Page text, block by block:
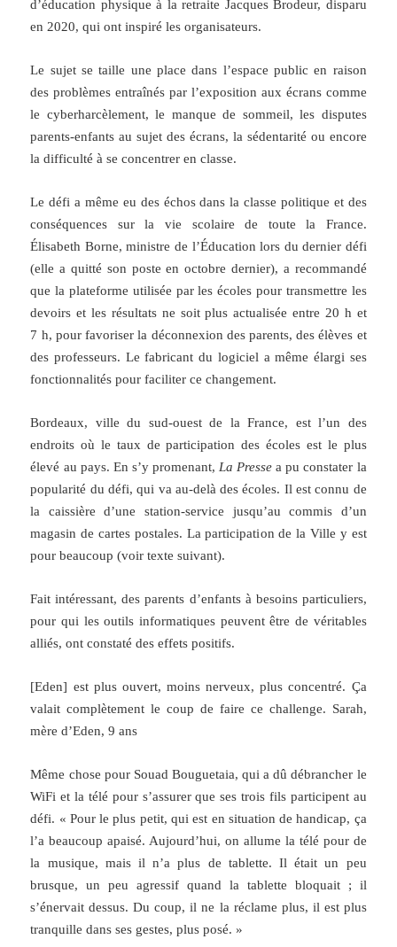
d’éducation physique à la retraite Jacques Brodeur, disparu
en 2020, qui ont inspiré les organisateurs.
Le sujet se taille une place dans l’espace public en raison
des problèmes entraînés par l’exposition aux écrans comme
le cyberharcèlement, le manque de sommeil, les disputes
parents-enfants au sujet des écrans, la sédentarité ou encore
la difficulté à se concentrer en classe.
Le défi a même eu des échos dans la classe politique et des
conséquences sur la vie scolaire de toute la France.
Élisabeth Borne, ministre de l’Éducation lors du dernier défi
(elle a quitté son poste en octobre dernier), a recommandé
que la plateforme utilisée par les écoles pour transmettre les
devoirs et les résultats ne soit plus actualisée entre 20 h et
7 h, pour favoriser la déconnexion des parents, des élèves et
des professeurs. Le fabricant du logiciel a même élargi ses
fonctionnalités pour faciliter ce changement.
Bordeaux, ville du sud-ouest de la France, est l’un des
endroits où le taux de participation des écoles est le plus
élevé au pays. En s’y promenant,La Presse a pu constater la
popularité du défi, qui va au-delà des écoles. Il est connu de
la caissière d’une station-service jusqu’au commis d’un
magasin de cartes postales. La participation de la Ville y est
pour beaucoup (voir texte suivant).
Fait intéressant, des parents d’enfants à besoins particuliers,
pour qui les outils informatiques peuvent être de véritables
alliés, ont constaté des effets positifs.
[Eden] est plus ouvert, moins nerveux, plus concentré. Ça
valait complètement le coup de faire ce challenge. Sarah,
mère d’Eden, 9 ans
Même chose pour Souad Bouguetaia, qui a dû débrancher le
WiFi et la télé pour s’assurer que ses trois fils participent au
défi. « Pour le plus petit, qui est en situation de handicap, ça
l’a beaucoup apaisé. Aujourd’hui, on allume la télé pour de
la musique, mais il n’a plus de tablette. Il était un peu
brusque, un peu agressif quand la tablette bloquait ; il
s’énervait dessus. Du coup, il ne la réclame plus, il est plus
tranquille dans ses gestes, plus posé. »